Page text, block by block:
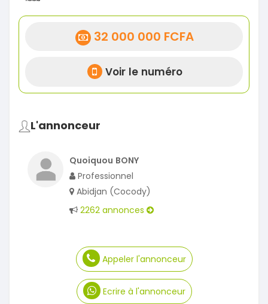
32 000 000 FCFA
Voir le numéro
L'annonceur
Quoiquou BONY
Professionnel
Abidjan (Cocody)
2262 annonces
Appeler l'annonceur
Ecrire à l'annonceur